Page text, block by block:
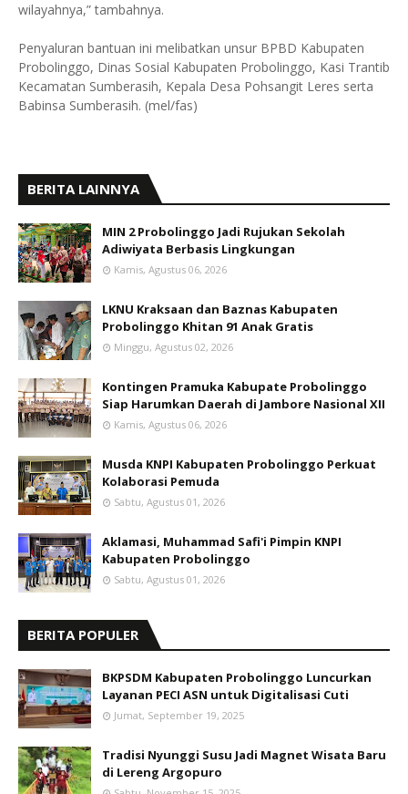
wilayahnya,” tambahnya.
Penyaluran bantuan ini melibatkan unsur BPBD Kabupaten
Probolinggo, Dinas Sosial Kabupaten Probolinggo, Kasi Trantib
Kecamatan Sumberasih, Kepala Desa Pohsangit Leres serta
Babinsa Sumberasih. (mel/fas)
BERITA LAINNYA
MIN 2 Probolinggo Jadi Rujukan Sekolah
Adiwiyata Berbasis Lingkungan
Kamis, Agustus 06, 2026
LKNU Kraksaan dan Baznas Kabupaten
Probolinggo Khitan 91 Anak Gratis
Minggu, Agustus 02, 2026
Kontingen Pramuka Kabupate Probolinggo
Siap Harumkan Daerah di Jambore Nasional XII
Kamis, Agustus 06, 2026
Musda KNPI Kabupaten Probolinggo Perkuat
Kolaborasi Pemuda
Sabtu, Agustus 01, 2026
Aklamasi, Muhammad Safi'i Pimpin KNPI
Kabupaten Probolinggo
Sabtu, Agustus 01, 2026
BERITA POPULER
BKPSDM Kabupaten Probolinggo Luncurkan
Layanan PECI ASN untuk Digitalisasi Cuti
Jumat, September 19, 2025
Tradisi Nyunggi Susu Jadi Magnet Wisata Baru
di Lereng Argopuro